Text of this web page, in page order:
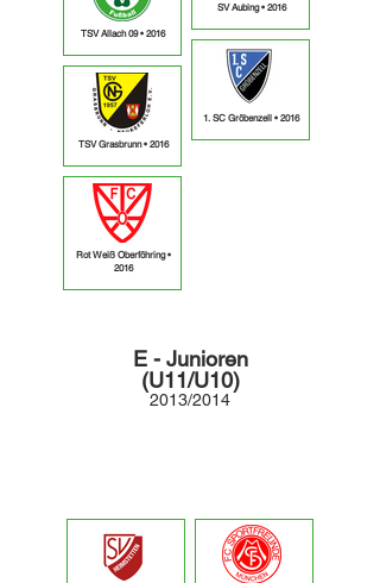
TSV Allach 09 • 2016
TSV Grasbrunn • 2016
Rot Weiß Oberföhring •
2016
SV Aubing • 2016
1. SC Gröbenzell • 2016
E - Junioren
(U11/U10)
2013/2014